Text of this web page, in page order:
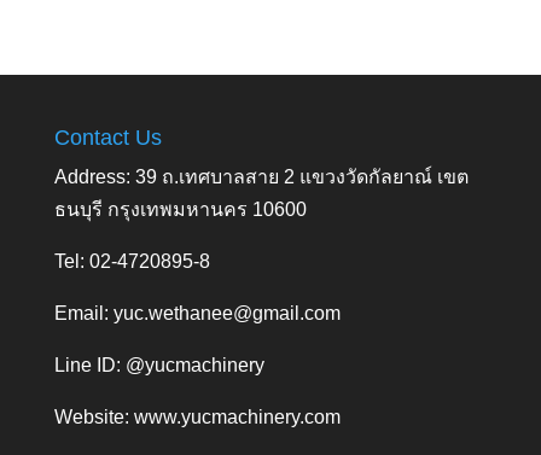
Contact Us
Address: 39 ถ.เทศบาลสาย 2 แขวงวัดกัลยาณ์ เขต
ธนบุรี กรุงเทพมหานคร 10600
Tel: 02-4720895-8
Email: yuc.wethanee@gmail.com
Line ID: @yucmachinery
Website: www.yucmachinery.com